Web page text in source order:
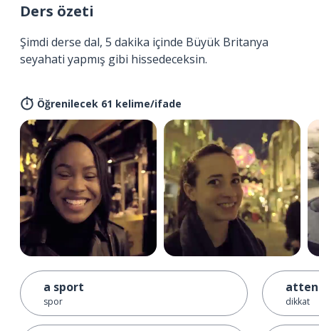
Ders özeti
Şimdi derse dal, 5 dakika içinde Büyük Britanya
seyahati yapmış gibi hissedeceksin.
Öğrenilecek 61 kelime/ifade
a sport
spor dikkat